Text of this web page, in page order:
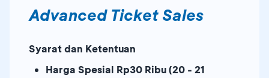
Advanced Ticket Sales
Syarat dan Ketentuan
Harga Spesial Rp30 Ribu (20 - 21